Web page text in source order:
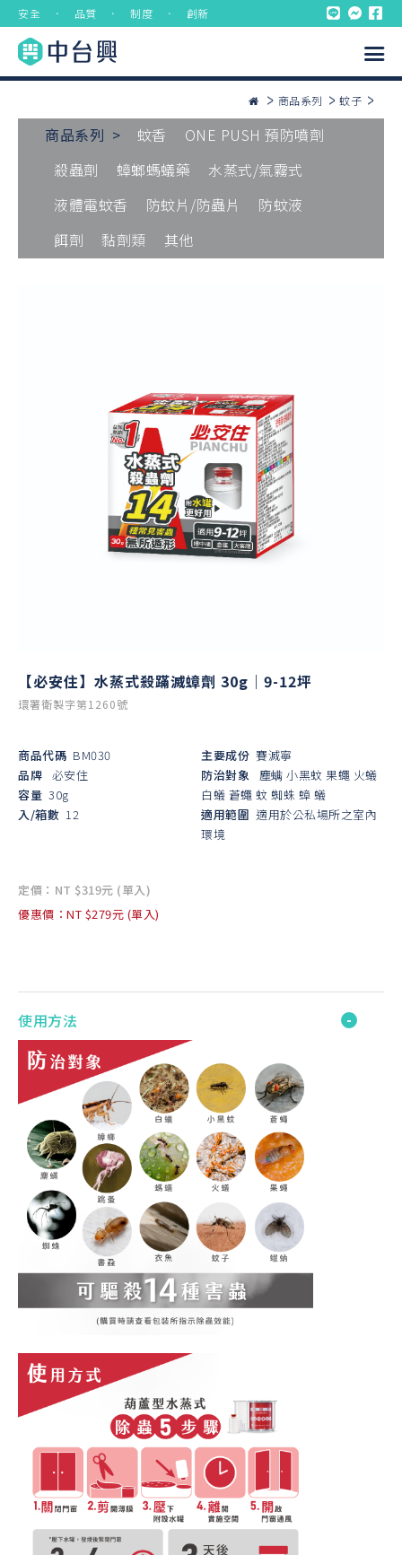
安全 ． 品質 ． 制度 ． 創新
商品系列 蚊子
商品系列 > 蚊香
ONE PUSH 預防噴劑
殺蟲劑
蟑螂螞蟻藥
水蒸式/氣霧式
液體電蚊香
防蚊片/防蟲片
防蚊液
餌劑
黏劑類 其他
【必安住】水蒸式殺蹣滅蟑劑 30g｜9-12坪
環署衛製字第1260號
商品代碼 BM030
品牌 必安住
容量 30g
入/箱數 12
主要成份 賽滅寧
防治對象
塵螨 小黑蚊 果蠅 火蟻
白蟻 蒼蠅 蚊 蜘蛛 蟑 蟻
適用範圍 適用於公私場所之室內
環境
定價：NT $319元 (單入)
優惠價：NT $279元 (單入)
使用方法